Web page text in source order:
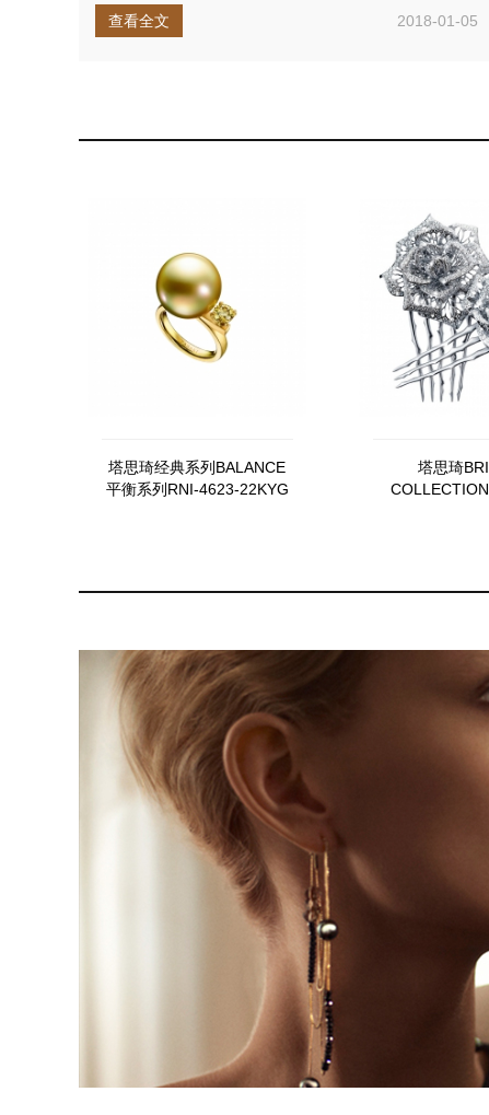
查看全文
2018-01-05
塔思琦经典系列BALANCE
平衡系列RNI-4623-22KYG
塔思琦